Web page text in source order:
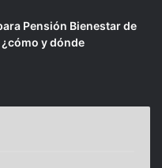
Pensión Bienestar de
y dónde